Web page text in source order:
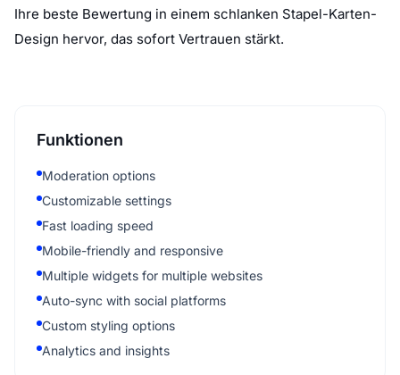
Ihre beste Bewertung in einem schlanken Stapel-Karten-
Design hervor, das sofort Vertrauen stärkt.
Funktionen
Moderation options
Customizable settings
Fast loading speed
Mobile-friendly and responsive
Multiple widgets for multiple websites
Auto-sync with social platforms
Custom styling options
Analytics and insights